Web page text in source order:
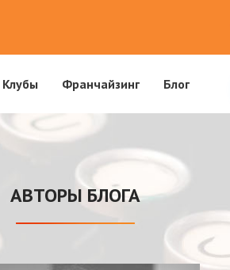
Клубы Франчайзинг Блог
АВТОРЫ БЛОГА